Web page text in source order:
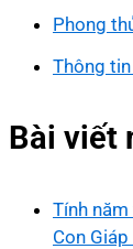
Phong
Thông
Bài viết
Tính
Con